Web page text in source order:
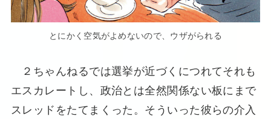
とにかく空気がよめないので、ウザがられる
２ちゃんねるでは選挙が近づくにつれてそれも
エスカレートし、政治とは全然関係ない板にまで
スレッドをたてまくった。そういった彼らの介入